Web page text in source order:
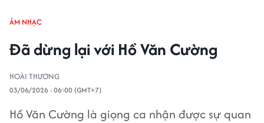
ÂM NHẠC
Đã dừng lại với Hồ Văn Cường
HOÀI THƯƠNG
03/06/2026 - 06:00 (GMT+7)
Hồ Văn Cường là giọng ca nhận được sự quan